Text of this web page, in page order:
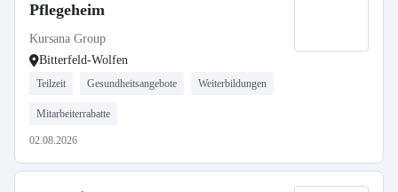
Pflegeheim
Kursana Group
Bitterfeld-Wolfen
Teilzeit Gesundheitsangebote Weiterbildungen
Mitarbeiterrabatte
02.08.2026